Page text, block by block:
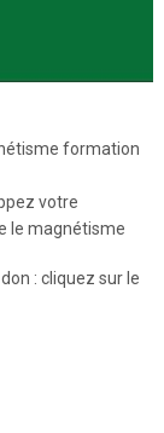
formation
votre
le magnétisme
: cliquez sur le